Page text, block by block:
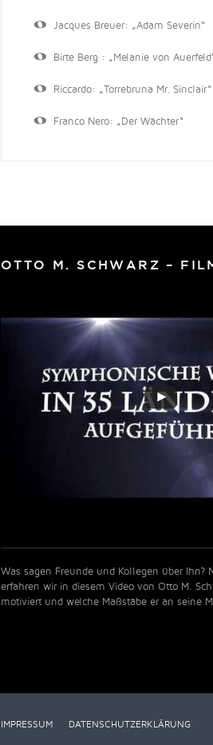
Jacques Breuer: „Adam Severin“
Birte Berg : „Melanie von
Riccardo: „Torrebruna Mr. Sinclair“
Franco Nero: „Der Wächter“
OTTO M. SCHWARZ –
Was sagen Freunde und Kollegen über Ihn?
erfahren wir in diesem Video von Otto M.
motiviert und welche Maßstäbe er an seine
IMPRESSUM DATENSCHUTZERKLÄRUNG